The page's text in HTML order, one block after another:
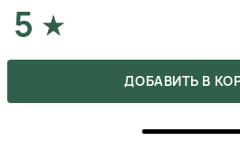
5
Засіб супер. Шкіра проблемна,
витрачений час, що не купила
ДОБАВИТЬ В